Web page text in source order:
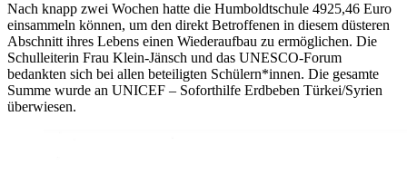
Nach knapp zwei Wochen hatte die Humboldtschule 4925,46 Euro
einsammeln können, um den direkt Betroffenen in diesem düsteren
Abschnitt ihres Lebens einen Wiederaufbau zu ermöglichen. Die
Schulleiterin Frau Klein-Jänsch und das UNESCO-Forum
bedankten sich bei allen beteiligten Schülern*innen. Die gesamte
Summe wurde an UNICEF – Soforthilfe Erdbeben Türkei/Syrien
überwiesen.